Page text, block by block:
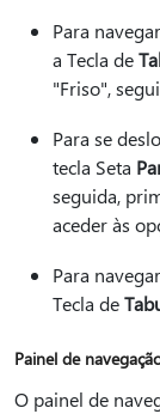
Para
a Tecla de
"Friso",
Para se
tecla Seta
seguida,
aceder às
Para
Tecla de
Painel de
O painel de